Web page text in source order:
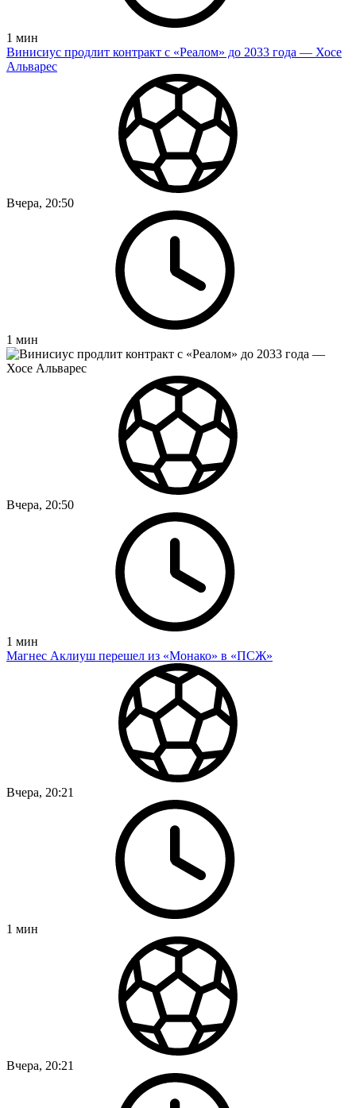
1 мин
Винисиус продлит контракт с «Реалом» до 2033 года — Хосе
Альварес
Вчера, 20:50
1 мин
Вчера, 20:50
1 мин
Магнес Аклиуш перешел из «Монако» в «ПСЖ»
Вчера, 20:21
1 мин
Вчера, 20:21